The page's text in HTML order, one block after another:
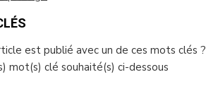
est publié avec un de ces mots clés ?
mot(s) clé souhaité(s) ci-dessous